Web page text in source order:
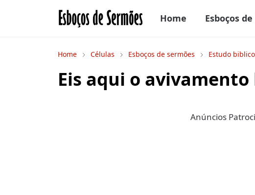
Home Esboços
Home Células Esboços de sermões Estudo biblico
Eis aqui o
Anúncios